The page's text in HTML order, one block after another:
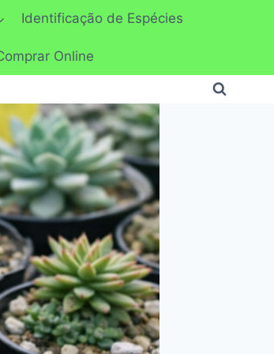
Identificação de Espécies
Online